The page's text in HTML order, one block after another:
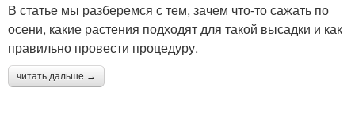
В статье мы разберемся с тем, зачем что-то сажать по
осени, какие растения подходят для такой высадки и как
правильно провести процедуру.
читать дальше →